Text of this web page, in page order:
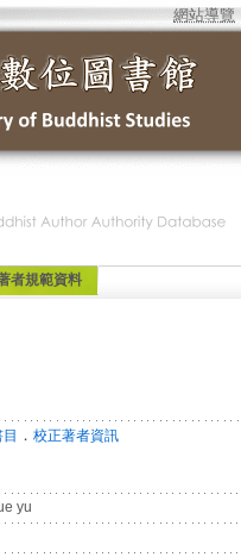
網站導覽
者規範資料
． 校正著者資訊
yu